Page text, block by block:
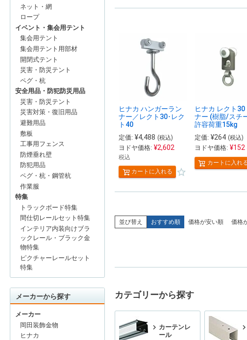
ネット・網
ロープ
イベント・集会用テント
集会用テント
集会用テント用部材
開閉式テント
災害・防災テント
ペグ・杭
安全用品・防犯防災用品
災害・防災テント
災害対策・復旧用品
避難用品
敷板
工事用フェンス
防煙垂れ壁
防犯用品
ペグ・杭・鋼管杭
作業服
特集
トラックボード特集
間仕切レールセット特集
インテリア内装向けブラ
ックレール・ブラック金
物特集
ピクチャーレールセット
特集
メーカーから探す
メーカー
岡田装飾金物
ヒナカ
ヒナカ ハンガーラン
ナー／レクト30･レク
ト40
定価: ¥4,488 (税込)
ヨドヤ価格: ¥2,602
税込
カートに入れる
ヒナカ レクト30
ナー (樹脂/スチ
許容荷重15kg
定価: ¥264 (税込)
ヨドヤ価格: ¥152
カートに入れ
並び替え おすすめ順 価格が安い順 価格
カテゴリーから探す
カーテンレ
ール